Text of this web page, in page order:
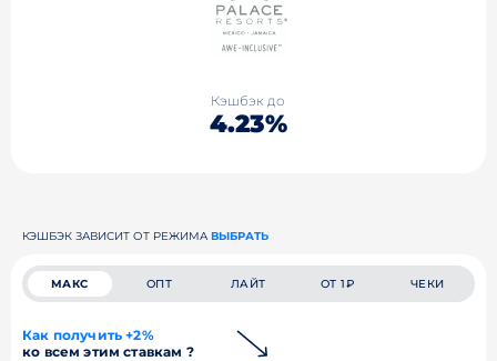
Кэшбэк до
4.23%
КЭШБЭК ЗАВИСИТ ОТ РЕЖИМА ВЫБРАТЬ
МАКС ОПТ ЛАЙТ ОТ 1₽ ЧЕКИ
Как получить +2%
ко всем этим ставкам ?